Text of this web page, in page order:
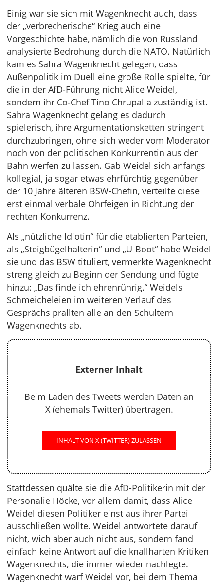
Einig war sie sich mit Wagenknecht auch, dass
der „verbrecherische“ Krieg auch eine
Vorgeschichte habe, nämlich die von Russland
analysierte Bedrohung durch die NATO. Natürlich
kam es Sahra Wagenknecht gelegen, dass
Außenpolitik im Duell eine große Rolle spielte, für
die in der AfD-Führung nicht Alice Weidel,
sondern ihr Co-Chef Tino Chrupalla zuständig ist.
Sahra Wagenknecht gelang es dadurch
spielerisch, ihre Argumentationsketten stringent
durchzubringen, ohne sich weder vom Moderator
noch von der politischen Konkurrentin aus der
Bahn werfen zu lassen. Gab Weidel sich anfangs
kollegial, ja sogar etwas ehrfürchtig gegenüber
der 10 Jahre älteren BSW-Chefin, verteilte diese
erst einmal verbale Ohrfeigen in Richtung der
rechten Konkurrenz.
Als „nützliche Idiotin“ für die etablierten Parteien,
als „Steigbügelhalterin“ und „U-Boot“ habe Weidel
sie und das BSW tituliert, vermerkte Wagenknecht
streng gleich zu Beginn der Sendung und fügte
hinzu: „Das finde ich ehrenrührig.“ Weidels
Schmeicheleien im weiteren Verlauf des
Gesprächs prallten alle an den Schultern
Wagenknechts ab.
Externer Inhalt
Beim Laden des Tweets werden Daten an
X (ehemals Twitter) übertragen.
INHALT VON X (TWITTER) ZULASSEN
Stattdessen quälte sie die AfD-Politikerin mit der
Personalie Höcke, vor allem damit, dass Alice
Weidel diesen Politiker einst aus ihrer Partei
ausschließen wollte. Weidel antwortete darauf
nicht, wich aber auch nicht aus, sondern fand
einfach keine Antwort auf die knallharten Kritiken
Wagenknechts, die immer wieder nachlegte.
Wagenknecht warf Weidel vor, bei dem Thema